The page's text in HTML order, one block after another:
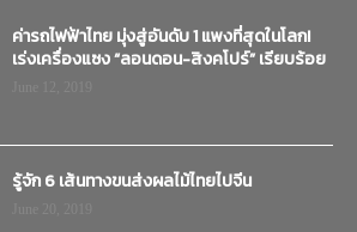
ค่ารถไฟฟ้าไทย มุ่งสู่อันดับ 1 แพงที่สุดในโลก!
เร่งเครื่องแซง “ลอนดอน-สิงคโปร์” เรียบร้อย
รู้จัก 6 เส้นทางขนส่งผลไม้ไทยไปจีน